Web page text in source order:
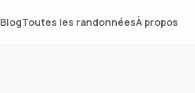
BlogToutes les randonnéesÀ propos